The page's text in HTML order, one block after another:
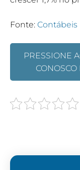
Fonte: Contábeis
PRESSIONE